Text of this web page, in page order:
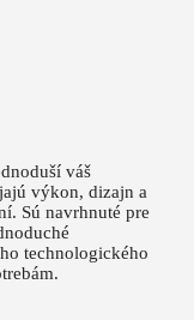
váš
výkon, dizajn a
Sú navrhnuté pre
technologického